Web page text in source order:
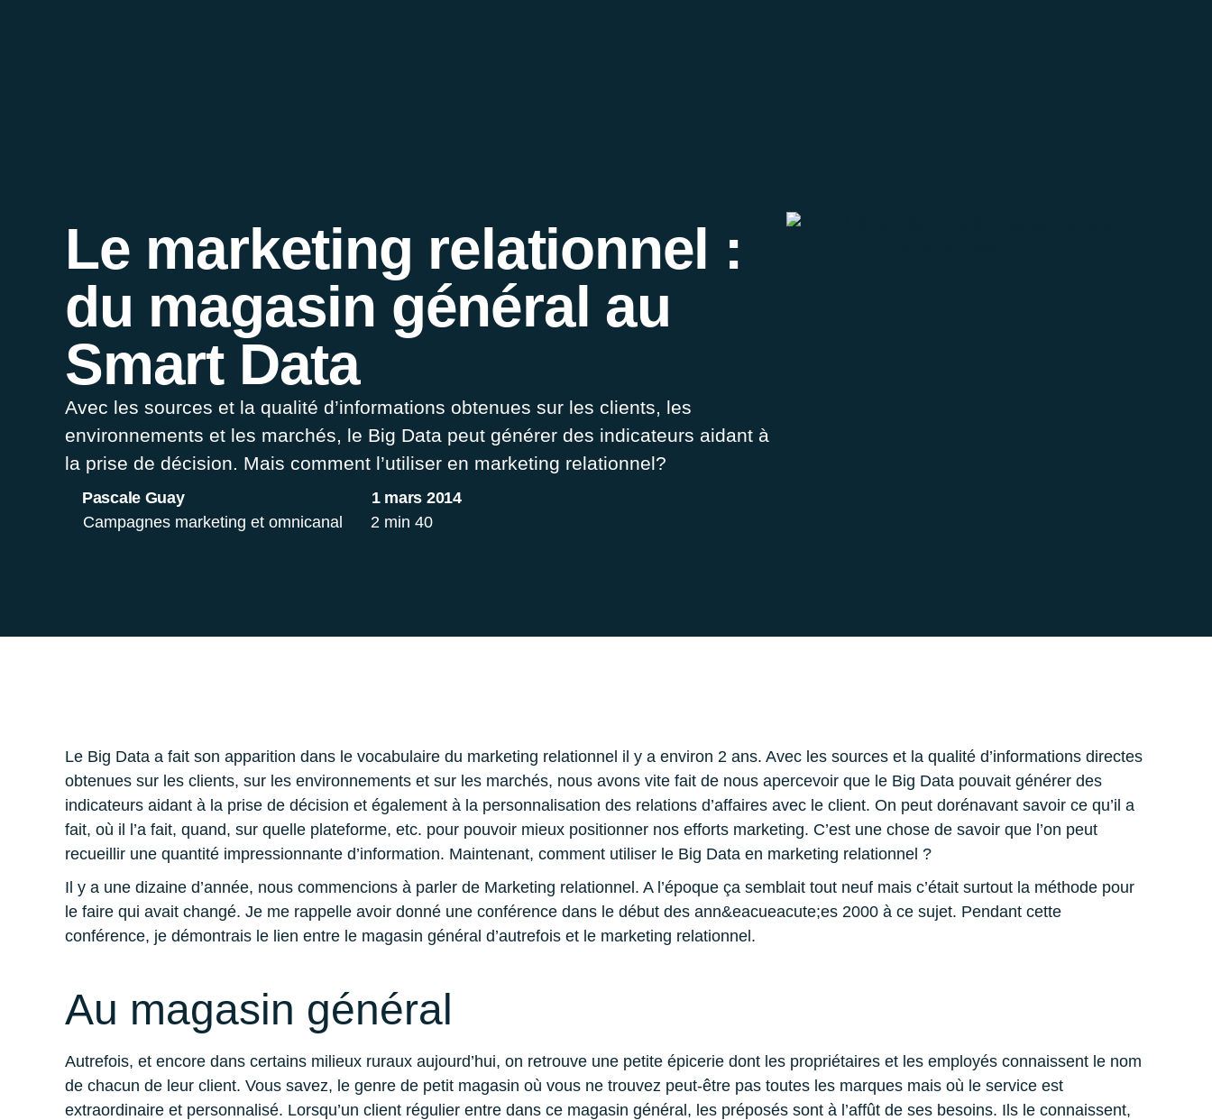
Le marketing relationnel :
du magasin général au
Smart Data
Avec les sources et la qualité d’informations obtenues sur les clients, les
environnements et les marchés, le Big Data peut générer des indicateurs aidant à
la prise de décision. Mais comment l’utiliser en marketing relationnel?
Pascale Guay
1 mars 2014
Campagnes marketing et omnicanal
2 min 40
Le Big Data a fait son apparition dans le vocabulaire du marketing relationnel il y a environ 2 ans. Avec les sources et la qualité d’informations directes
obtenues sur les clients, sur les environnements et sur les marchés, nous avons vite fait de nous apercevoir que le Big Data pouvait générer des
indicateurs aidant à la prise de décision et également à la personnalisation des relations d’affaires avec le client. On peut dorénavant savoir ce qu’il a
fait, où il l’a fait, quand, sur quelle plateforme, etc. pour pouvoir mieux positionner nos efforts marketing. C’est une chose de savoir que l’on peut
recueillir une quantité impressionnante d’information. Maintenant, comment utiliser le Big Data en marketing relationnel ?
Il y a une dizaine d’année, nous commencions à parler de Marketing relationnel. A l’époque ça semblait tout neuf mais c’était surtout la méthode pour
le faire qui avait changé. Je me rappelle avoir donné une conférence dans le début des ann&eacueacute;es 2000 à ce sujet. Pendant cette
conférence, je démontrais le lien entre le magasin général d’autrefois et le marketing relationnel.
Au magasin général
Autrefois, et encore dans certains milieux ruraux aujourd’hui, on retrouve une petite épicerie dont les propriétaires et les employés connaissent le nom
de chacun de leur client. Vous savez, le genre de petit magasin où vous ne trouvez peut-être pas toutes les marques mais où le service est
extraordinaire et personnalisé. Lorsqu’un client régulier entre dans ce magasin général, les préposés sont à l’affût de ses besoins. Ils le connaissent,